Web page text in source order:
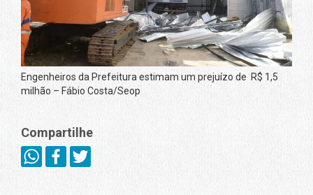
Engenheiros da Prefeitura estimam um prejuízo de R$ 1,5
milhão – Fábio Costa/Seop
Compartilhe